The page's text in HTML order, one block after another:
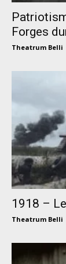
Forges
Theatrum Belli
1918 –
Theatrum Belli